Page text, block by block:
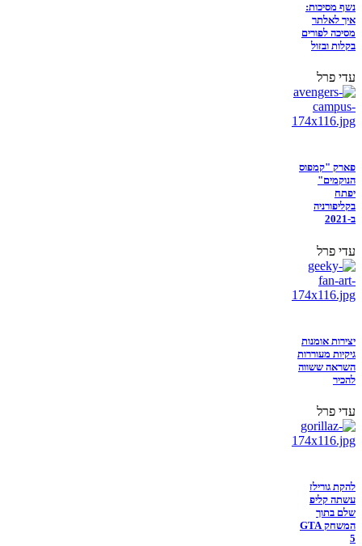
נשף מסיכות:
איך לאלתר
מסיכה לפורים
בקלות ובזול
עדי פרל
פארק "קמפוס
הנוקמים"
יפתח
בקליפורניה
ב-2021
עדי פרל
יצירות אומנות
גיקיות מעוררות
השראה ששווה
להכיר
עדי פרל
להקת גורילז
עשתה קליפ
שלם בתוך
המשחק GTA
5